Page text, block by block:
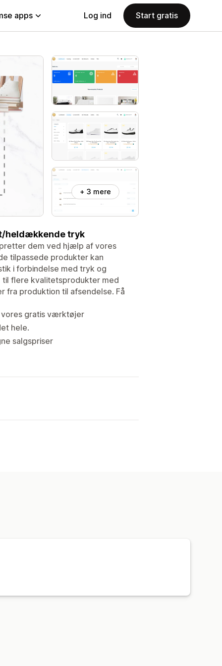
apps Log ind Start gratis
+ 3 mere
heldækkende tryk
dem ved hjælp af vores
tilpassede produkter kan
i forbindelse med tryk og
til flere kvalitetsprodukter med
fra produktion til afsendelse. Få
gratis værktøjer
hele.
salgspriser